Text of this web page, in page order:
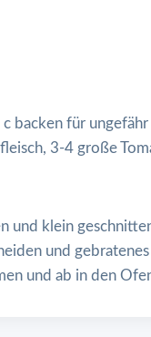
backen für
3-4 große
und klein
und
und ab in den